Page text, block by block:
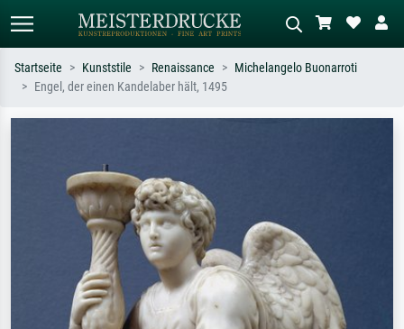
Sternennacht, Impressionismus, Welle
Hokusai, Akt.
Startseite Kunststile Renaissance
Michelangelo Buonarroti
Engel, der einen Kandelaber hält, 1495